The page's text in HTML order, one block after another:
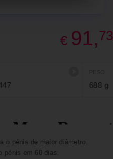
€ 91,73
688 g
o pénis de maior diâmetro.
pénis em 60 dias.